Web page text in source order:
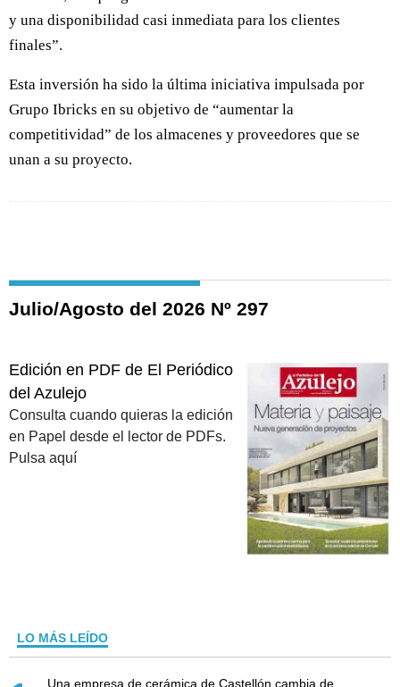
y una disponibilidad casi inmediata para los clientes
finales”.
Esta inversión ha sido la última iniciativa impulsada por
Grupo Ibricks en su objetivo de “aumentar la
competitividad” de los almacenes y proveedores que se
unan a su proyecto.
Julio/Agosto del 2026 Nº 297
Edición en PDF de El Periódico
del Azulejo
Consulta cuando quieras la edición
en Papel desde el lector de PDFs.
Pulsa aquí
LO MÁS LEÍDO
Una empresa de cerámica de Castellón cambia de